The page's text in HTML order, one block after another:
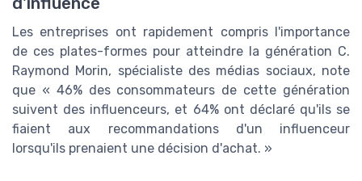
Les entreprises ont rapidement compris l'importance
de ces plates-formes pour atteindre la génération C.
Raymond Morin, spécialiste des médias sociaux, note
que « 46% des consommateurs de cette génération
suivent des influenceurs, et 64% ont déclaré qu'ils se
fiaient aux recommandations d'un influenceur
lorsqu'ils prenaient une décision d'achat. »